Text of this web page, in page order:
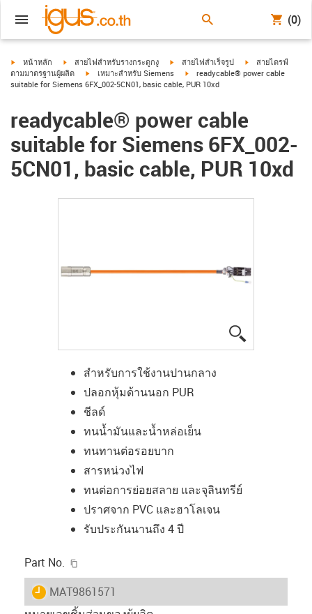
(0)
igus-icon-arrow-right
หน้าหลัก igus-icon-arrow-right
สายไฟสำหรับรางกระดูกงู igus-icon-arrow-right
สายไฟสำเร็จรูป igus-icon-arrow-
สายไดรฟ์
ตามมาตรฐานผู้ผลิต
igus-icon-arrow-right
เหมาะสำหรับ Siemens igus-icon-arrow-right
readycable® power cable
suitable for Siemens 6FX_002-5CN01, basic cable, PUR 10xd
readycable® power cable
suitable for Siemens 6FX_002-
5CN01, basic cable, PUR 10xd
สำหรับการใช้งานปานกลาง
ปลอกหุ้มด้านนอก PUR
ชีลด์
ทนน้ำมันและน้ำหล่อเย็น
ทนทานต่อรอยบาก
สารหน่วงไฟ
ทนต่อการย่อยสลาย และจุลินทรีย์
ปราศจาก PVC และฮาโลเจน
รับประกันนานถึง 4 ปี
Part No.
igus-icon-lieferzeit
MAT9861571